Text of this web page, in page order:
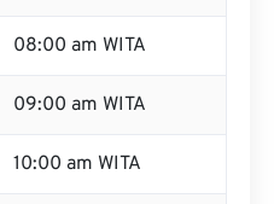
08:00 am WITA
09:00 am WITA
10:00 am WITA